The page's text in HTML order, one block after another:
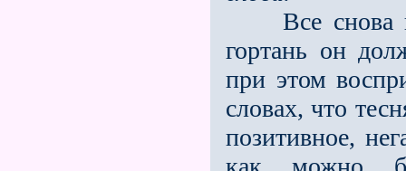
Все снова
гортань он
при этом
словах, что
позитивное,